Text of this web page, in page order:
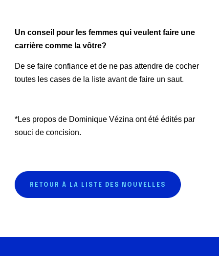
Un conseil pour les femmes qui veulent faire une
carrière comme la vôtre?
De se faire confiance et de ne pas attendre de cocher
toutes les cases de la liste avant de faire un saut.
*Les propos de Dominique Vézina ont été édités par
souci de concision.
RETOUR À LA LISTE DES NOUVELLES